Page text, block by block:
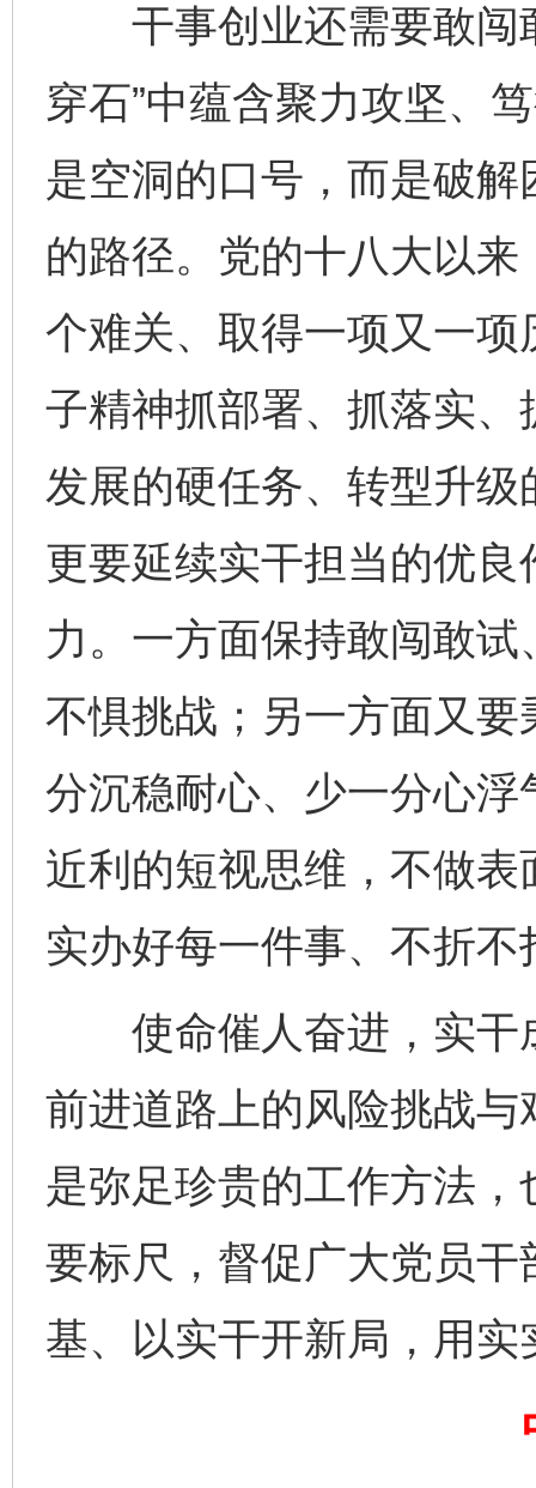
干事创业还需要敢闯
穿石”中蕴含聚力攻坚、
是空洞的口号，而是破
的路径。党的十八大以
个难关、取得一项又一
子精神抓部署、抓落实、
发展的硬任务、转型升
更要延续实干担当的优
力。一方面保持敢闯敢
不惧挑战；另一方面又要
分沉稳耐心、少一分心
近利的短视思维，不做
实办好每一件事、不折
使命催人奋进，实干
前进道路上的风险挑战与
是弥足珍贵的工作方法
要标尺，督促广大党员
基、以实干开新局，用
一纸欠